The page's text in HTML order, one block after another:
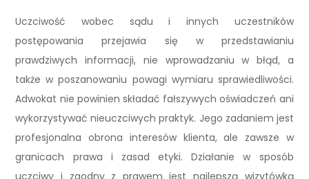
Uczciwość wobec sądu i innych uczestników
postępowania przejawia się w przedstawianiu
prawdziwych informacji, nie wprowadzaniu w błąd, a
także w poszanowaniu powagi wymiaru sprawiedliwości.
Adwokat nie powinien składać fałszywych oświadczeń ani
wykorzystywać nieuczciwych praktyk. Jego zadaniem jest
profesjonalna obrona interesów klienta, ale zawsze w
granicach prawa i zasad etyki. Działanie w sposób
uczciwy i zgodny z prawem jest najlepszą wizytówką